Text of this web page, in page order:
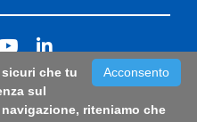
di prima istanza per
Sitemap
Acconsento
che tu
sul
riteniamo che